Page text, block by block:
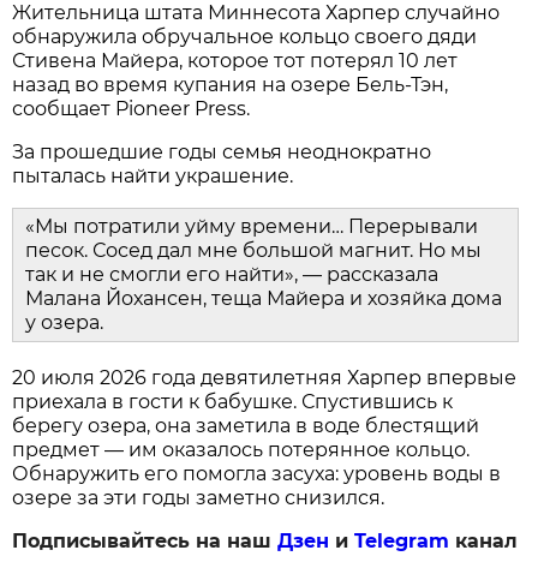
Жительница штата Миннесота Харпер случайно
обнаружила обручальное кольцо своего дяди
Стивена Майера, которое тот потерял 10 лет
назад во время купания на озере Бель-Тэн,
сообщает Pioneer Press.
За прошедшие годы семья неоднократно
пыталась найти украшение.
«Мы потратили уйму времени… Перерывали
песок. Сосед дал мне большой магнит. Но мы
так и не смогли его найти», — рассказала
Малана Йохансен, теща Майера и хозяйка дома
у озера.
20 июля 2026 года девятилетняя Харпер впервые
приехала в гости к бабушке. Спустившись к
берегу озера, она заметила в воде блестящий
предмет — им оказалось потерянное кольцо.
Обнаружить его помогла засуха: уровень воды в
озере за эти годы заметно снизился.
Подписывайтесь на нашДзен иTelegram канал